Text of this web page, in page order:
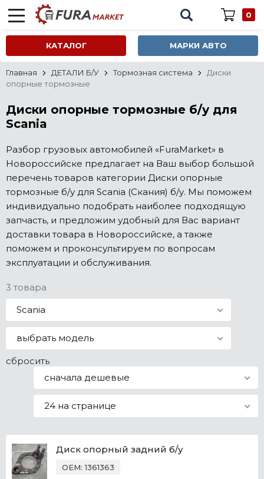
0
КАТАЛОГ МАРКИ АВТО
Главная ДЕТАЛИ Б/У Тормозная система
Диски
опорные тормозные
Диски опорные тормозные б/у для
Scania
Разбор грузовых автомобилей «FuraMarket» в
Новороссийске предлагает на Ваш выбор большой
перечень товаров категории Диски опорные
тормозные б/у для Scania (Скания) б/у. Мы поможем
индивидуально подобрать наиболее подходящую
запчасть, и предложим удобный для Вас вариант
доставки товара в Новороссийске, а также
поможем и проконсультируем по вопросам
эксплуатации и обслуживания.
3 товара
Scania
выбрать модель
сбросить
сначала дешевые
24 на странице
Диск опорный задний б/у
OEM: 1361363